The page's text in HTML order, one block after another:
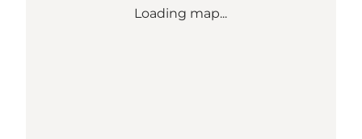
Loading map...